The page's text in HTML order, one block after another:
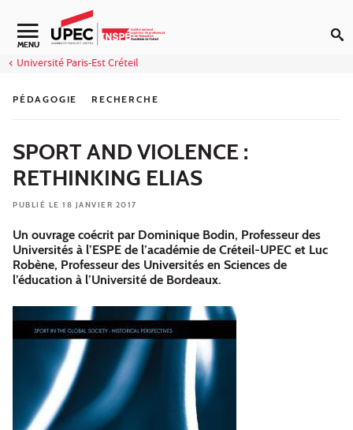
Aller au contenu
Navigation secondaire
MENU
Université Paris-Est Créteil
PÉDAGOGIE RECHERCHE
SPORT AND VIOLENCE :
RETHINKING ELIAS
PUBLIÉ LE 18 JANVIER 2017
Un ouvrage coécrit par Dominique Bodin, Professeur des
Universités à l’ESPE de l’académie de Créteil-UPEC et Luc
Robène, Professeur des Universités en Sciences de
l’éducation à l’Université de Bordeaux.